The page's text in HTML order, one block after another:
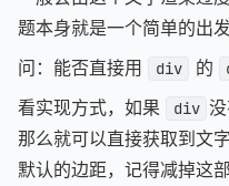
题本身就是一个简单的出
问：能否直接用
div 的
看实现方式，如果
div
那么就可以直接获取到文
默认的边距，记得减掉这